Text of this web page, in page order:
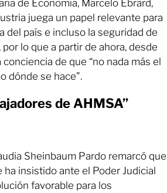
de Economía, Marcelo Ebrard,
juega un papel relevante para
del país e incluso la seguridad de
lo que a partir de ahora, desde
de que “no nada más el
dónde se hace”.
de AHMSA”
Sheinbaum Pardo remarcó que
insistido ante el Poder Judicial
favorable para los